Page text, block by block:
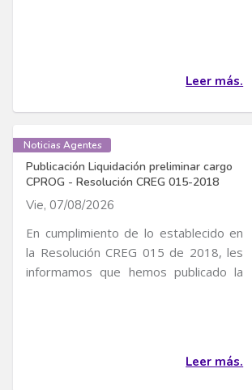
Leer más.
Noticias Agentes
Publicación Liquidación preliminar cargo
CPROG - Resolución CREG 015-2018
Vie, 07/08/2026
En cumplimiento de lo establecido en
la Resolución CREG 015 de 2018, les
informamos que hemos publicado la
Leer más.